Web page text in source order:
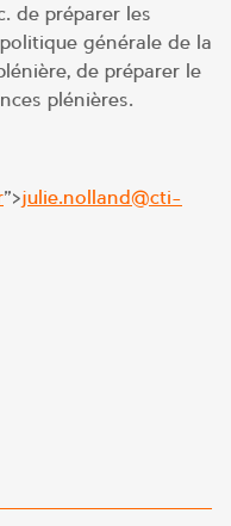
de préparer les
générale de la
de préparer le
plénières.
">julie.nolland@cti-